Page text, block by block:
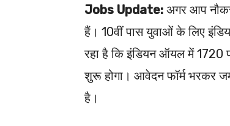
Jobs Update: अगर आप
हैं। 10वीं पास युवाओं के लिए
रहा है कि इंडियन ऑयल में 1720
शुरू होगा। आवेदन फॉर्म भरकर
है।